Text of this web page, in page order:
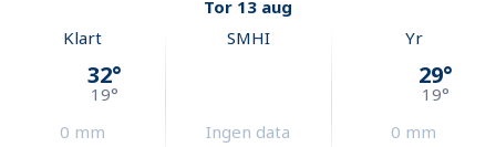
Tor 13 aug
Klart
32°
19°
0 mm
SMHI
Ingen data
Yr
29°
19°
0 mm